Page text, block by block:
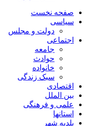
صفحه نخست
سیاسی
دولت و مجلس
اجتماعی
جامعه
حوادث
خانواده
سبک زندگی
اقتصادی
بین الملل
علمی و فرهنگی
استانها
بلدیه شهر